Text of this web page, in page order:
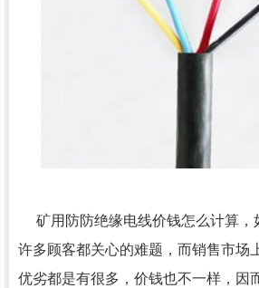
矿用防防绝缘电线价钱怎么计算，
许多顾客都关心的难题，而销售市场
优劣都是有很多，价钱也不一样，因